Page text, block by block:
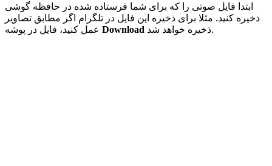
ابتدا فایل صوتی را که برای شما فرستاده شده در حافظه گوشی
ذخیره کنید. مثلا برای ذخیره این فایل در تلگرام اگر مطابق تصاویر
Download ذخیره خواهد شد.